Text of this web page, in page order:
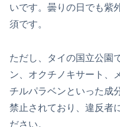
いです。曇りの日でも紫
須です。
ただし、タイの国立公園
ン、オクチノキサート、
チルパラベンといった成
禁止されており、違反者
ださい。